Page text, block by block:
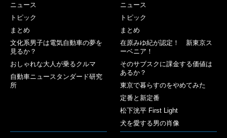
ニュース
トピック
まとめ
文化系男子は電気自動車の夢を
見るか？
おしゃれな大人が乗るクルマ
自動車ニュースタンダード研究
所
ニュース
トピック
まとめ
在原みゆ紀が認定！ 新東京ス
ーベニア！
そのサブスクに課金する価値は
あるか？
東京で暮らすのをやめてみた
定番と新定番
松下洸平 First Light
犬を愛する男の肖像